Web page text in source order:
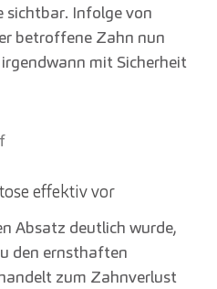
sichtbar. Infolge von
betroffene Zahn nun
mit Sicherheit
effektiv vor
Absatz deutlich wurde,
den ernsthaften
zum Zahnverlust